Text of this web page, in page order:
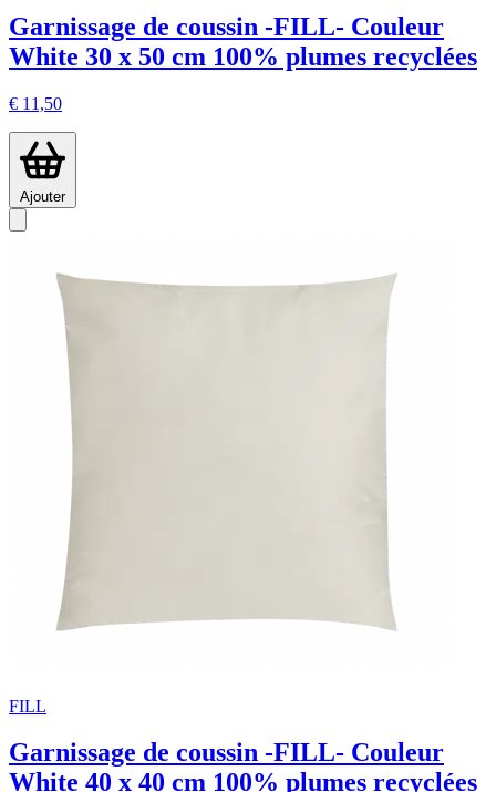
Garnissage de coussin -FILL- Couleur
White 30 x 50 cm 100% plumes recyclées
€ 11,50
Ajouter
FILL
Garnissage de coussin -FILL- Couleur
White 40 x 40 cm 100% plumes recyclées